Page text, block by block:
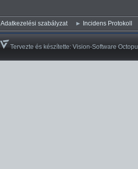
Adatkezelési szabályzat Incidens Protokoll
Tervezte és készítette:Vision-Software